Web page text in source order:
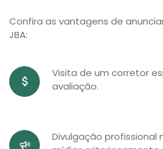
Confira as vantagens de
JBA:
Visita de um corretor
avaliação.
Divulgação profissional